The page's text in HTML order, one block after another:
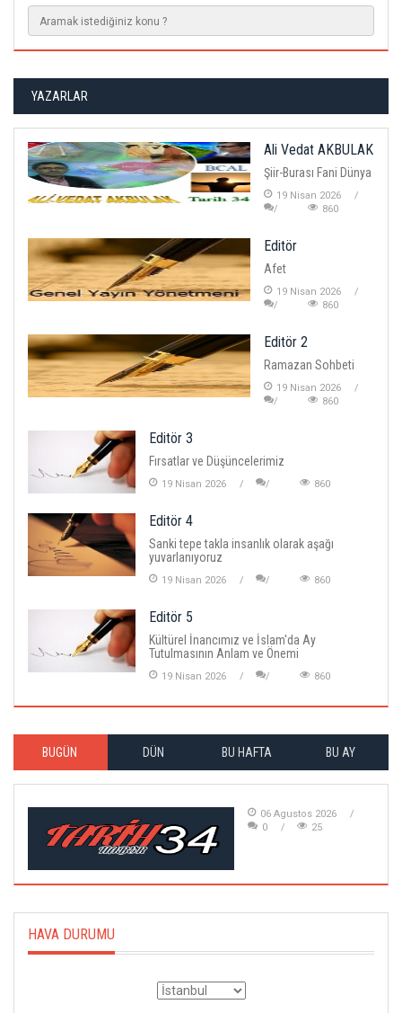
YAZARLAR
Ali Vedat AKBULAK
Şiir-Burası Fani Dünya
19 Nisan 2026
860
Editör
Afet
19 Nisan 2026
860
Editör 2
Ramazan Sohbeti
19 Nisan 2026
860
Editör 3
Fırsatlar ve Düşüncelerimiz
19 Nisan 2026 860
Editör 4
Sanki tepe takla insanlık olarak aşağı
yuvarlanıyoruz
19 Nisan 2026 860
Editör 5
Kültürel İnancımız ve İslam'da Ay
Tutulmasının Anlam ve Önemi
19 Nisan 2026 860
BUGÜN DÜN BU HAFTA BU AY
06 Agustos 2026
0
25
HAVA DURUMU